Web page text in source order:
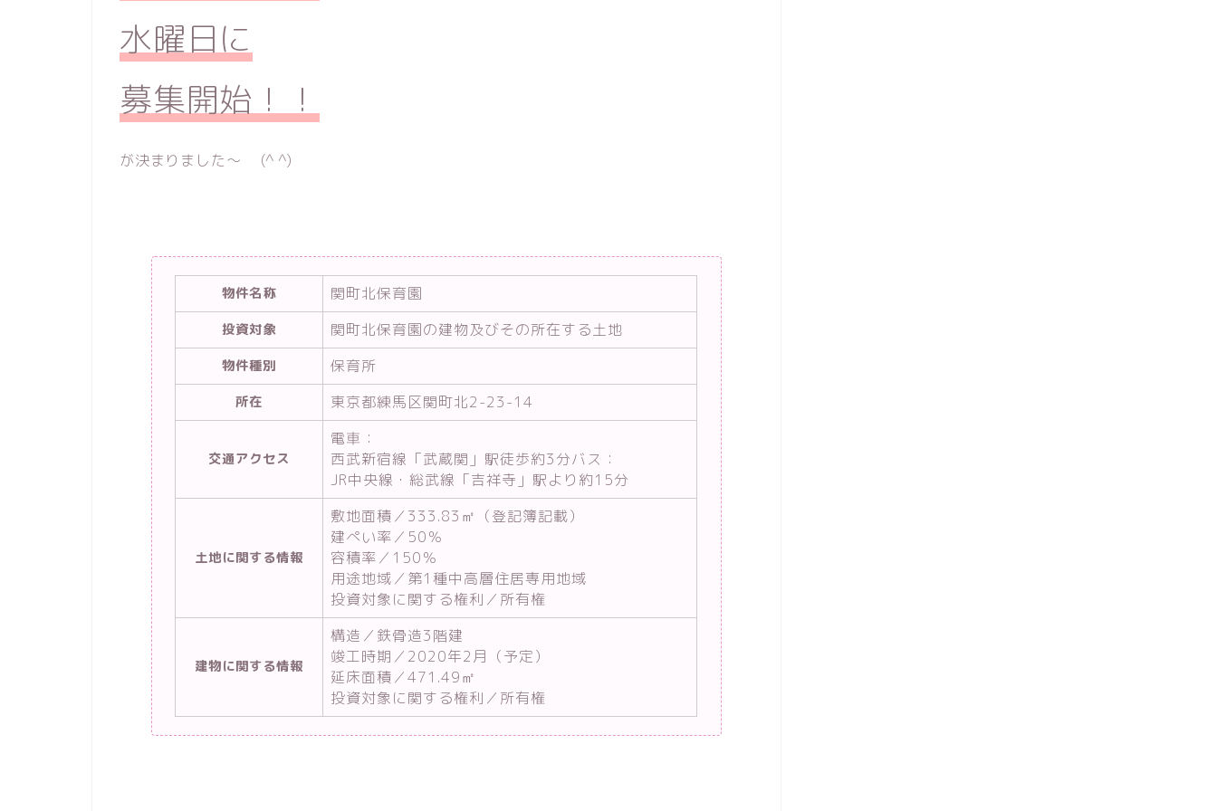
水曜日に
募集開始！！
が決まりました〜 (^ ^)
物件名称 関町北保育園
投資対象 関町北保育園の建物及びその所在する土地
物件種別 保育所
所在 東京都練馬区関町北2-23-14
交通アクセス
電車：
西武新宿線「武蔵関」駅徒歩約3分バス：
JR中央線・総武線「吉祥寺」駅より約15分
土地に関する情報
敷地面積／333.83㎡（登記簿記載）
建ぺい率／50％
容積率／150％
用途地域／第1種中高層住居専用地域
投資対象に関する権利／所有権
建物に関する情報
構造／鉄骨造3階建
竣工時期／2020年2月（予定）
延床面積／471.49㎡
投資対象に関する権利／所有権